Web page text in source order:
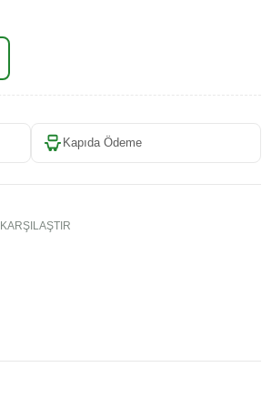
Kapıda Ödeme
KARŞILAŞTIR